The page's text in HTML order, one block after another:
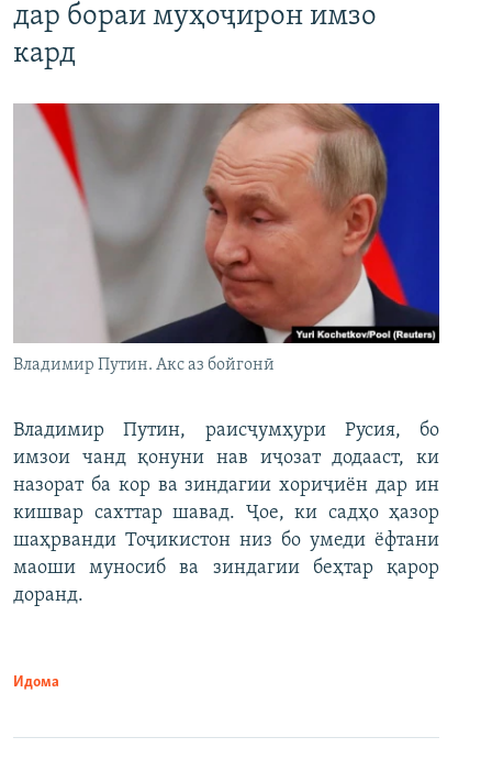
дар бораи муҳоҷирон имзо
кард
Владимир Путин. Акс аз бойгонӣ
Владимир Путин, раисҷумҳури Русия, бо
имзои чанд қонуни нав иҷозат додааст, ки
назорат ба кор ва зиндагии хориҷиён дар ин
кишвар сахттар шавад. Ҷое, ки садҳо ҳазор
шаҳрванди Тоҷикистон низ бо умеди ёфтани
маоши муносиб ва зиндагии беҳтар қарор
доранд.
Идома